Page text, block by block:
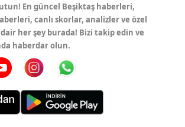
En güncel Beşiktaş haberleri,
canlı skorlar, analizler ve özel
her şey burada! Bizi takip edin ve
haberdar olun.